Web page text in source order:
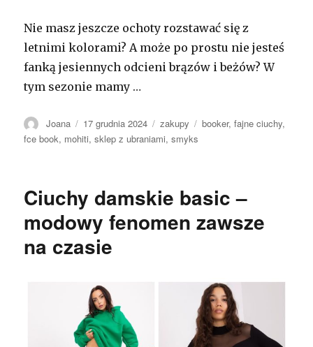
Nie masz jeszcze ochoty rozstawać się z
letnimi kolorami? A może po prostu nie jesteś
fanką jesiennych odcieni brązów i beżów? W
tym sezonie mamy …
Autor
Joana Opublikowano
17 grudnia 2024 Kategorie
zakupy Tagi
booker,fajne ciuchy,
fce book, mohiti,sklep z ubraniami,smyks
Ciuchy damskie basic –
modowy fenomen zawsze
na czasie